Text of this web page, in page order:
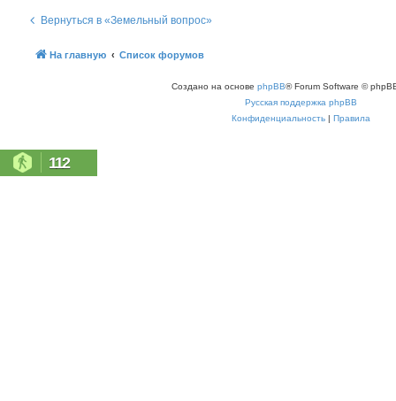
Вернуться в «Земельный вопрос»
На главную Список форумов
Создано на основе phpBB® Forum Software ©
Русская поддержка phpBB
Конфиденциальность | Правила
112